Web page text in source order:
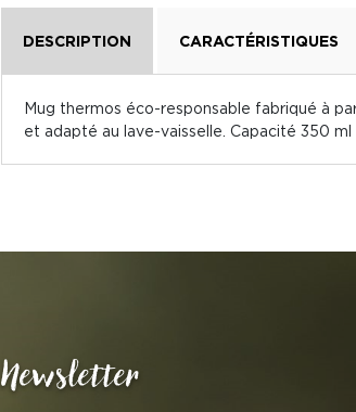
DESCRIPTION CARACTÉRISTIQUES
Mug thermos éco-responsable fabriqué à
et adapté au lave-vaisselle. Capacité 350 ml
Newsletter